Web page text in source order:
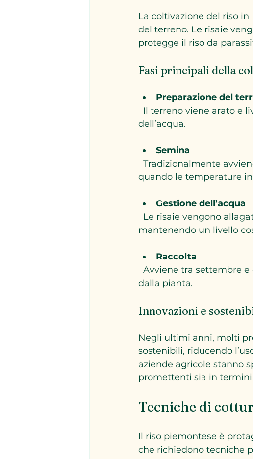
La coltivazione del riso
del terreno. Le risaie
protegge il riso da
Fasi principali della
Preparazione del
dell’acqua.
Semina
quando le temperature
Gestione dell’acqua
mantenendo un livello
Raccolta
dalla pianta.
Innovazioni e
Negli ultimi anni, molti
sostenibili, riducendo
aziende agricole stanno
promettenti sia in
Tecniche di
Il riso piemontese è
che richiedono tecniche